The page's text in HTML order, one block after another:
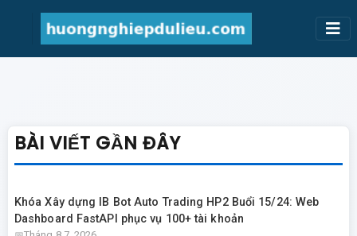
BÀI VIẾT GẦN ĐÂY
Khóa Xây dựng IB Bot Auto Trading HP2 Buổi 15/24: Web
Dashboard FastAPI phục vụ 100+ tài khoản